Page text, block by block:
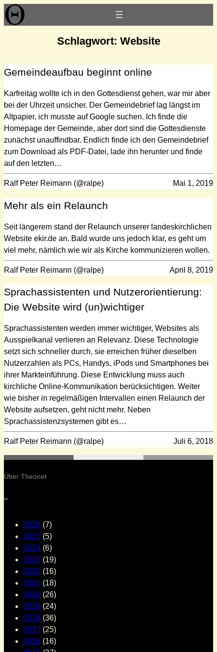
Zum
Inhalt
Schlagwort: Website
Gemeindeaufbau beginnt online
Karfreitag wollte ich in den Gottesdienst gehen, war mir aber
bei der Uhrzeit unsicher. Der Gemeindebrief lag längst im
Altpapier, ich musste auf Google suchen. Ich finde die
Homepage der Gemeinde, aber dort sind die Gottesdienste
zunächst unauffindbar. Endlich finde ich den Gemeindebrief
zum Download als PDF-Datei, lade ihn herunter und finde
auf den letzten…
Ralf Peter Reimann (@ralpe) Mai 1, 2019
Mehr als ein Relaunch
Seit längerem stand der Relaunch unserer landeskirchlichen
Website ekir.de an. Bald wurde uns jedoch klar, es geht um
viel mehr, nämlich wie wir als Kirche kommunizieren wollen.
Ralf Peter Reimann (@ralpe) April 8, 2019
Sprachassistenten und Nutzerorientierung:
Die Website wird (un)wichtiger
Sprachassistenten werden immer wichtiger, Websites als
Ausspielkanal verlieren an Relevanz. Diese Technologie
setzt sich schneller durch, sie erreichen früher dieselben
Nutzerzahlen als PCs, Handys, iPods und Smartphones bei
ihrer Markteinführung. Diese Entwicklung muss auch
kirchliche Online-Kommunikation berücksichtigen. Weiter
wie bisher in regelmäßigen Intervallen einen Relaunch der
Website aufsetzen, geht nicht mehr. Neben
Sprachassistenzsystemen gibt es…
Ralf Peter Reimann (@ralpe) Juli 6, 2018
Über Theonet
–
2026 (7)
2025 (5)
2024 (6)
2023 (19)
2022 (16)
2021 (18)
2020 (26)
2019 (24)
2018 (36)
2017 (25)
2016 (16)